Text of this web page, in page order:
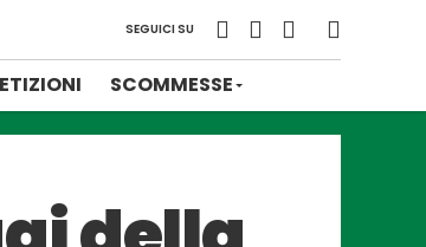
SEGUICI SU
SCOMMESSE